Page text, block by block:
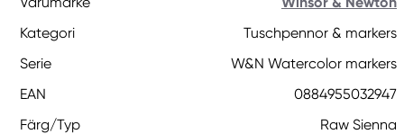
Kategori
Tuschpennor & markers
Serie
W&N Watercolor markers
EAN
0884955032947
Färg/Typ
Raw Sienna